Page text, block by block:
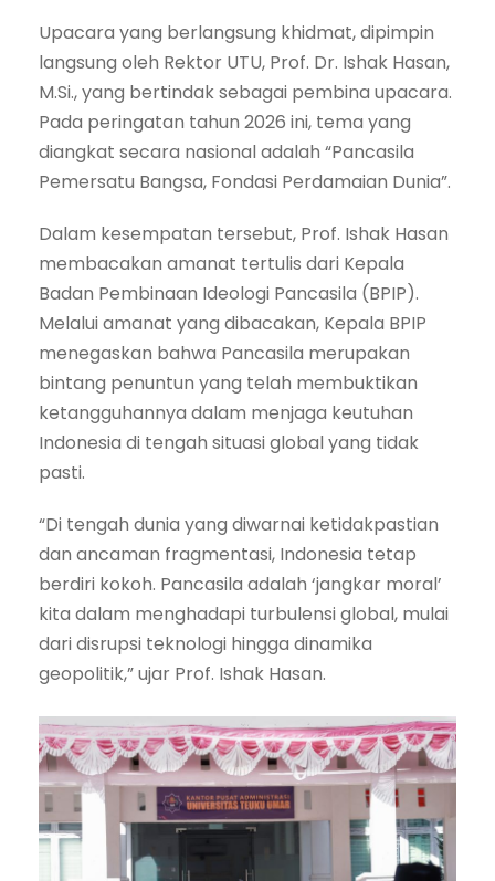
Upacara yang berlangsung khidmat, dipimpin
langsung oleh Rektor UTU, Prof. Dr. Ishak Hasan,
M.Si., yang bertindak sebagai pembina upacara.
Pada peringatan tahun 2026 ini, tema yang
diangkat secara nasional adalah “Pancasila
Pemersatu Bangsa, Fondasi Perdamaian Dunia”.
Dalam kesempatan tersebut, Prof. Ishak Hasan
membacakan amanat tertulis dari Kepala
Badan Pembinaan Ideologi Pancasila (BPIP).
Melalui amanat yang dibacakan, Kepala BPIP
menegaskan bahwa Pancasila merupakan
bintang penuntun yang telah membuktikan
ketangguhannya dalam menjaga keutuhan
Indonesia di tengah situasi global yang tidak
pasti.
“Di tengah dunia yang diwarnai ketidakpastian
dan ancaman fragmentasi, Indonesia tetap
berdiri kokoh. Pancasila adalah ‘jangkar moral’
kita dalam menghadapi turbulensi global, mulai
dari disrupsi teknologi hingga dinamika
geopolitik,” ujar Prof. Ishak Hasan.